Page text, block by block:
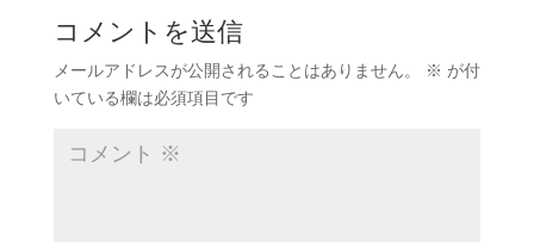
コメントを送信
メールアドレスが公開されることはありません。 ※ が付
いている欄は必須項目です